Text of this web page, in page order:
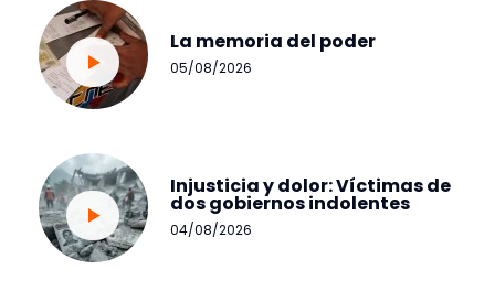
La memoria del poder
05/08/2026
Injusticia y dolor: Víctimas de
dos gobiernos indolentes
04/08/2026